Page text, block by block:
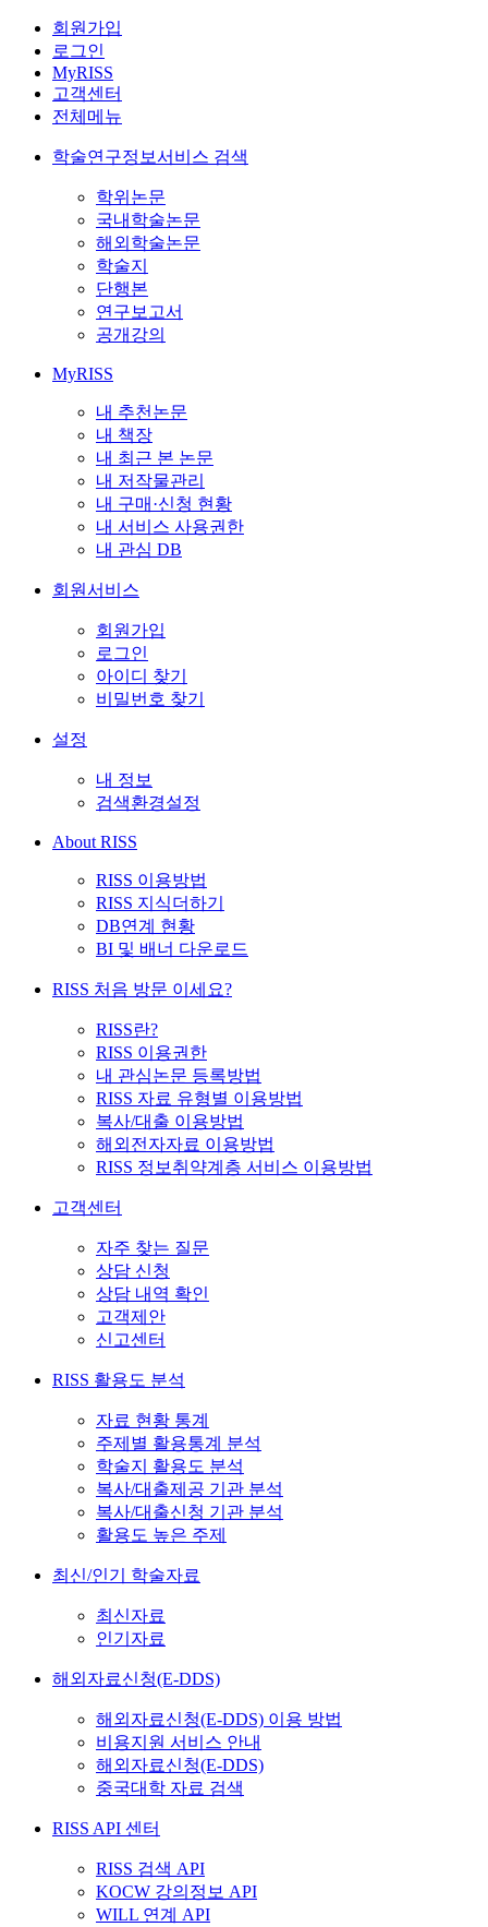
회원가입
로그인
MyRISS
고객센터
전체메뉴
학술연구정보서비스 검색
학위논문
국내학술논문
해외학술논문
학술지
단행본
연구보고서
공개강의
MyRISS
내 추천논문
내 책장
내 최근 본 논문
내 저작물관리
내 구매·신청 현황
내 서비스 사용권한
내 관심 DB
회원서비스
회원가입
로그인
아이디 찾기
비밀번호 찾기
설정
내 정보
검색환경설정
About RISS
RISS 이용방법
RISS 지식더하기
DB연계 현황
BI 및 배너 다운로드
RISS 처음 방문 이세요?
RISS란?
RISS 이용권한
내 관심논문 등록방법
RISS 자료 유형별 이용방법
복사/대출 이용방법
해외전자자료 이용방법
RISS 정보취약계층 서비스 이용방법
고객센터
자주 찾는 질문
상담 신청
상담 내역 확인
고객제안
신고센터
RISS 활용도 분석
자료 현황 통계
주제별 활용통계 분석
학술지 활용도 분석
복사/대출제공 기관 분석
복사/대출신청 기관 분석
활용도 높은 주제
최신/인기 학술자료
최신자료
인기자료
해외자료신청(E-DDS)
해외자료신청(E-DDS) 이용 방법
비용지원 서비스 안내
해외자료신청(E-DDS)
중국대학 자료 검색
RISS API 센터
RISS 검색 API
KOCW 강의정보 API
WILL 연계 API